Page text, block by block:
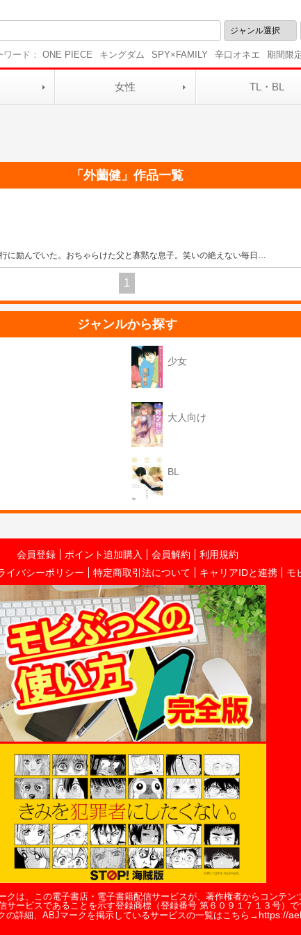
ード： ONE PIECE キングダム SPY×FAMILY 辛口オネエ 期間限
女性 TL・BL
「 外薗健」作品一覧
に励んでいた。おちゃらけた父と寡黙な息子。笑いの絶えない毎日 …
1
ジャンルから探す
少女
大人向け
BL
会員登録 ポイント追加購入 会員解約
利用規約
イバシーポリシー 特定商取引法について キャリアIDと連携 モ
クは、この電子書店・電子書籍配信サービスが、著作権者からコンテン
サービスであることを示す登録商標（登録番号 第６０９１７１３号）で
の詳細、ABJマークを掲示しているサービスの一覧はこちら→ https://